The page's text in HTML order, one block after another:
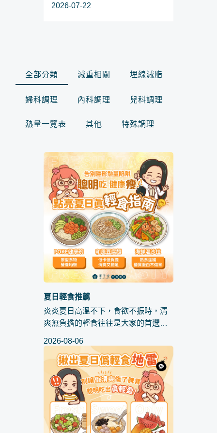
冬天又要咳整季」。但不少人也
2026-07-22
全部分類 減重相關 埋線減脂
婦科調理 內科調理 兒科調理
熱量一覽表 其他 特殊調理
夏日輕食推薦
炎炎夏日高溫不下，食欲不振時，清
爽無負擔的輕食往往是大家的首選。
中生冷沙拉、糖水豆花或水果當正餐
等「偽輕食」地雷，反而容易打擊脾
胃陽氣、積聚體內濕氣，讓代謝越跑
越...
2026-08-06